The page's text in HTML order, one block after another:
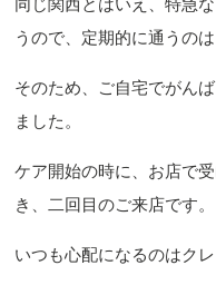
うので、定期的に通うの
そのため、ご自宅でがん
ました。
ケア開始の時に、お店で
き、二回目のご来店です。
いつも心配になるのはク